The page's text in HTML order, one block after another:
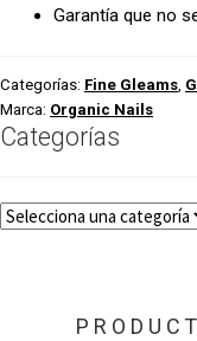
Garantía que no
Categorías: Fine Gleams
Marca: Organic Nails
Categorías